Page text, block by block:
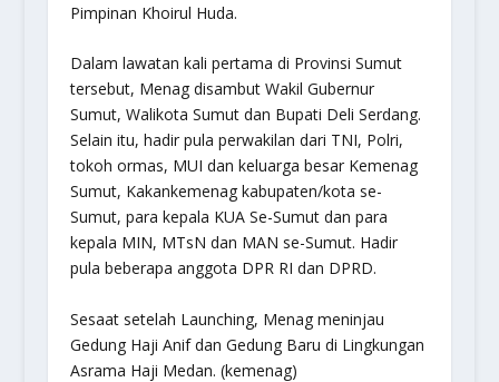
Pimpinan Khoirul Huda.
Dalam lawatan kali pertama di Provinsi Sumut
tersebut, Menag disambut Wakil Gubernur
Sumut, Walikota Sumut dan Bupati Deli Serdang.
Selain itu, hadir pula perwakilan dari TNI, Polri,
tokoh ormas, MUI dan keluarga besar Kemenag
Sumut, Kakankemenag kabupaten/kota se-
Sumut, para kepala KUA Se-Sumut dan para
kepala MIN, MTsN dan MAN se-Sumut. Hadir
pula beberapa anggota DPR RI dan DPRD.
Sesaat setelah Launching, Menag meninjau
Gedung Haji Anif dan Gedung Baru di Lingkungan
Asrama Haji Medan. (kemenag)